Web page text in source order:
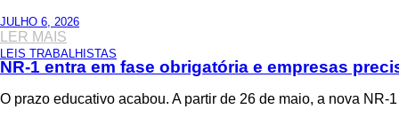
JULHO 6, 2026
LER MAIS
LEIS TRABALHISTAS
NR-1 entra em fase obrigatória e empresas
O prazo educativo acabou. A partir de 26 de maio, a nova NR-